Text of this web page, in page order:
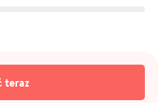
teraz